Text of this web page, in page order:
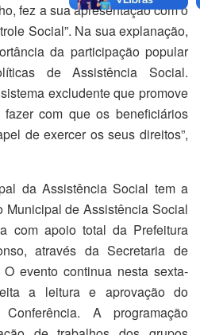
fez a sua apresentação com o
Social”. Na sua explanação,
da participação popular
de Assistência Social.
excludente que promove
com que os beneficiários
de exercer os seus direitos”,
da Assistência Social tem a
Municipal de Assistência Social
com apoio total da Prefeitura
através da Secretaria de
evento continua nesta sexta-
a leitura e aprovação do
A programação